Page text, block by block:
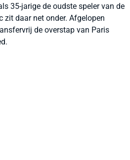
35-jarige de oudste speler van de
zit daar net onder. Afgelopen
de overstap van Paris